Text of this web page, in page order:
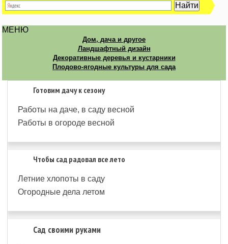
МЕНЮ
Дом, дача и другое
Ландшафтный дизайн
Декоративные деревья и кустарники
Плодово-ягодные культуры для сада
Готовим дачу к сезону
Работы на даче, в саду весной
Работы в огороде весной
Чтобы сад радовал все лето
Летние хлопоты в саду
Огородные дела летом
Сад своими руками